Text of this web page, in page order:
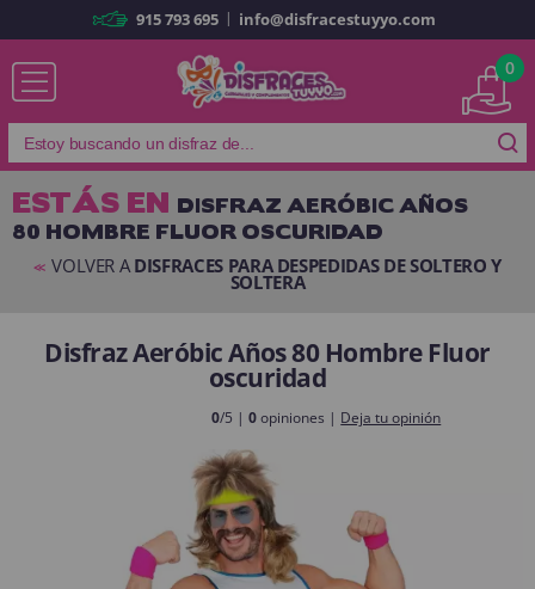
Ya soy cliente
Recordarme ¿Olvidó su contraseña?
ENTRAR
Es mi primera vez
Soy nuevo
Al crear una cuenta endisfracestuyyo.com
compras rápidamente en nuestra tienda virtual, revisar el estado de tus
pedidos y consultar tus operaciones anteriores.
¡Adelante! Te estabamos esperando.
915 793 695 | info@disfracestuyyo.com
0
ESTÁS EN DISFRAZ AERÓBIC AÑOS
80 HOMBRE FLUOR OSCURIDAD
<< VOLVER ADISFRACES PARA DESPEDIDAS DE SOLTERO Y
SOLTERA
Disfraz Aeróbic Años 80 Hombre Fluor
oscuridad
0/5 |0opiniones | Deja tu opinión